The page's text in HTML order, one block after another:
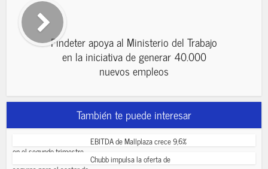
Findeter apoya al Ministerio del Trabajo
en la iniciativa de generar 40.000
nuevos empleos
También te puede interesar
EBITDA de Mallplaza crece 9,6%
en el segundo trimestre...
Chubb impulsa la oferta de